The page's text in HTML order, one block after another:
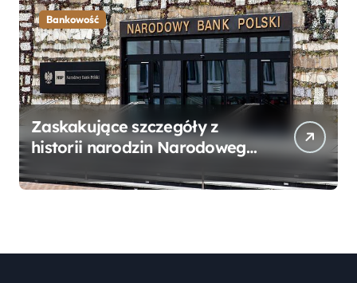
Bankowość
Zaskakujące szczegóły z
historii narodzin Narodowego
mogłeś nie wiedzieć